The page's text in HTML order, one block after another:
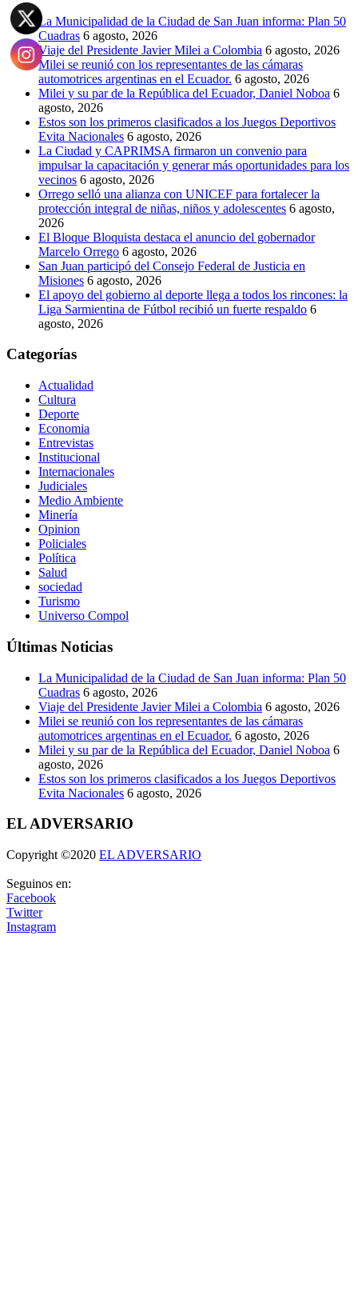
La Municipalidad de la Ciudad de San Juan informa: Plan 50
Cuadras 6 agosto, 2026
Viaje del Presidente Javier Milei a Colombia 6 agosto, 2026
Milei se reunió con los representantes de las cámaras
automotrices argentinas en el Ecuador. 6 agosto, 2026
Milei y su par de la República del Ecuador, Daniel Noboa 6
agosto, 2026
Estos son los primeros clasificados a los Juegos Deportivos
Evita Nacionales 6 agosto, 2026
La Ciudad y CAPRIMSA firmaron un convenio para
impulsar la capacitación y generar más oportunidades para los
vecinos 6 agosto, 2026
Orrego selló una alianza con UNICEF para fortalecer la
protección integral de niñas, niños y adolescentes 6 agosto,
2026
El Bloque Bloquista destaca el anuncio del gobernador
Marcelo Orrego 6 agosto, 2026
San Juan participó del Consejo Federal de Justicia en
Misiones 6 agosto, 2026
El apoyo del gobierno al deporte llega a todos los rincones: la
Liga Sarmientina de Fútbol recibió un fuerte respaldo 6
agosto, 2026
Categorías
Actualidad
Cultura
Deporte
Economia
Entrevistas
Institucional
Internacionales
Judiciales
Medio Ambiente
Minería
Opinion
Policiales
Política
Salud
sociedad
Turismo
Universo Compol
Últimas Noticias
La Municipalidad de la Ciudad de San Juan informa: Plan 50
Cuadras 6 agosto, 2026
Viaje del Presidente Javier Milei a Colombia 6 agosto, 2026
Milei se reunió con los representantes de las cámaras
automotrices argentinas en el Ecuador. 6 agosto, 2026
Milei y su par de la República del Ecuador, Daniel Noboa 6
agosto, 2026
Estos son los primeros clasificados a los Juegos Deportivos
Evita Nacionales 6 agosto, 2026
EL ADVERSARIO
Copyright ©2020 EL ADVERSARIO
Seguinos en:
Facebook
Twitter
Instagram